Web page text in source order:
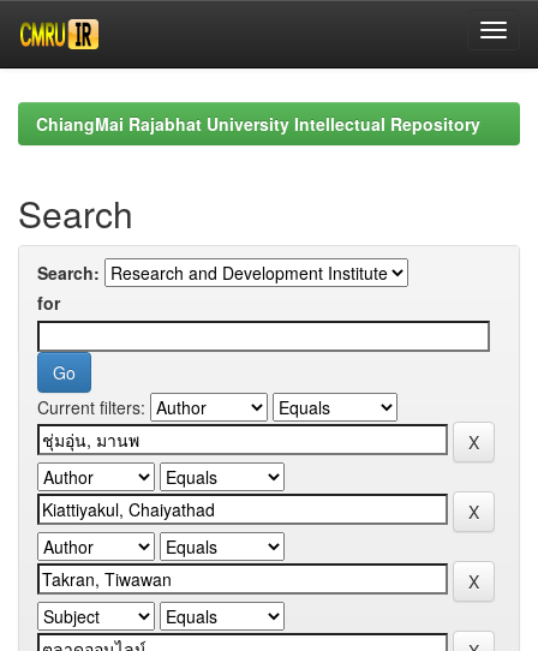
navigationChiangMai Rajabhat University Intellectual Repository
Search
Search:
for
Current filters: